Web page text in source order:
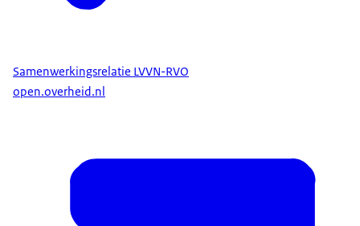
Samenwerkingsrelatie LVVN-RVO
open.overheid.nl